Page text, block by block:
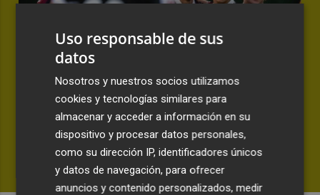
PRETEMPORADA | CD CASTELLÓN 1-3 LEVANTE UD
El Levante UD pone el broche a la
pretemporada con un triunfo ante
el Castellón
SERGIO BOTELLA
Uso responsable de sus
datos
Nosotros y nuestros socios utilizamos
cookies y tecnologías similares para
almacenar y acceder a información en su
dispositivo y procesar datos personales,
como su dirección IP, identificadores únicos
y datos de navegación, para ofrecer
anuncios y contenido personalizados, medir